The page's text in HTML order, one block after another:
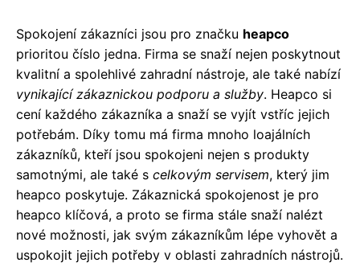
Spokojení zákazníci jsou pro značku heapco
prioritou číslo jedna. Firma se snaží nejen poskytnout
kvalitní a spolehlivé zahradní nástroje, ale také nabízí
vynikající zákaznickou podporu a služby. Heapco si
cení každého zákazníka a snaží se vyjít vstříc jejich
potřebám. Díky tomu má firma mnoho loajálních
zákazníků, kteří jsou spokojeni nejen s produkty
samotnými, ale také s celkovým servisem, který jim
heapco poskytuje. Zákaznická spokojenost je pro
heapco klíčová, a proto se firma stále snaží nalézt
nové možnosti, jak svým zákazníkům lépe vyhovět a
uspokojit jejich potřeby v oblasti zahradních nástrojů.